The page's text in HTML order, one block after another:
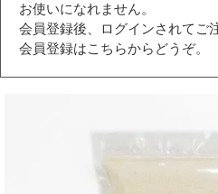
お使いになれません。
会員登録後、ログインされてご
会員登録はこちらからどうぞ。